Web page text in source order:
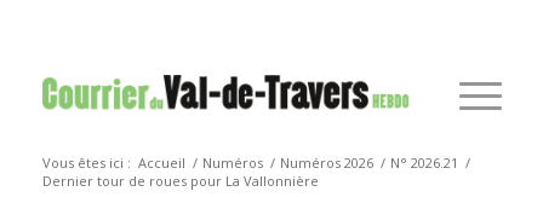
Vous êtes ici : Accueil / Numéros / Numéros 2026 / N° 2026.21 /
Dernier tour de roues pour La Vallonnière